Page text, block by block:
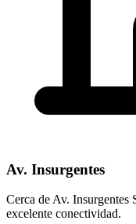
Av. Insurgentes
Cerca de Av. Insurgentes
excelente conectividad.